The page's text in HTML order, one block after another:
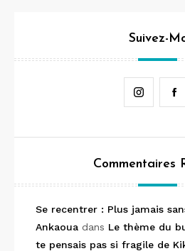
Suivez-
Commentaires
Se recentrer : Plus jamais
Ankaoua dans Le thème du
te pensais pas si fragile de